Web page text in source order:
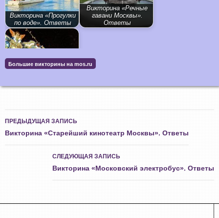
Викторина «Прогулки
по воде». Ответы
Викторина «Речные
гавани Москвы».
Ответы
Викторина «Новогодние
Большие викторины на mos.ru
ПРЕДЫДУЩАЯ ЗАПИСЬ
Викторина «Старейший кинотеатр Москвы». Ответы
СЛЕДУЮЩАЯ ЗАПИСЬ
Викторина «Московский электробус». Ответы